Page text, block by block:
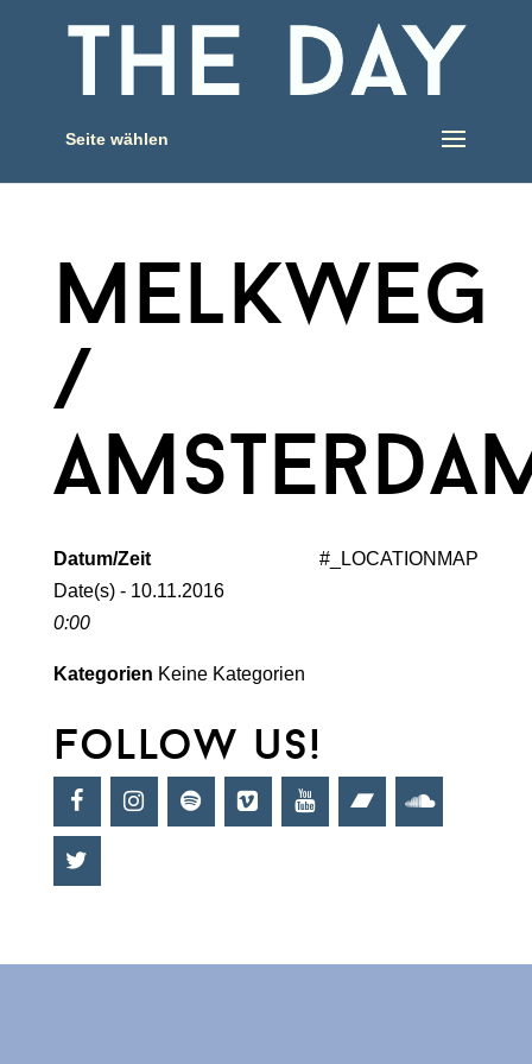
Seite wählen
melkweg
/
#_LOCATIONMAP
Datum/Zeit
Date(s) - 10.11.2016
0:00
Kategorien Keine Kategorien
follow us!